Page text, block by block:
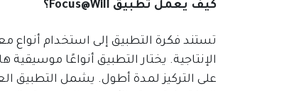
كيف يعمل تطبيق Focus@Will؟
تستند فكرة التطبيق إلى استخدام أنواع
الإنتاجية. يختار التطبيق أنواعًا
على التركيز لمدة أطول. يشمل التطبيق